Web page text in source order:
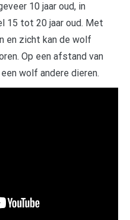
10 jaar oud, in
15 tot 20 jaar oud. Met
en zicht kan de wolf
Op een afstand van
wolf andere dieren.